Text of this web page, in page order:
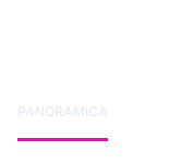
PANORAMICA